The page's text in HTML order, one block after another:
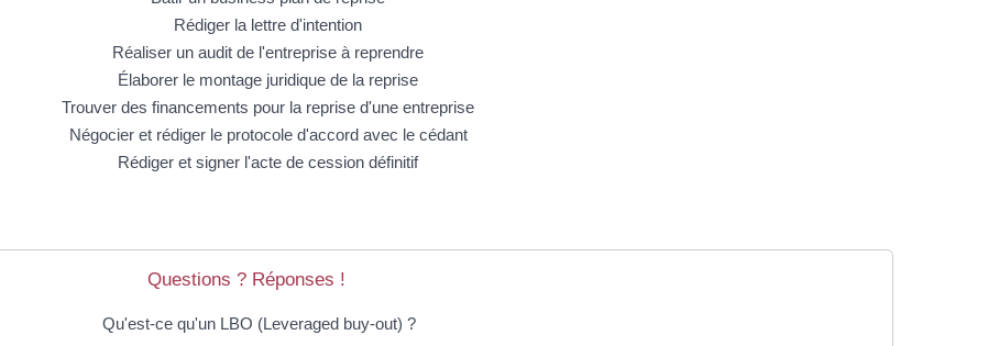
Rédiger la lettre d'intention
Réaliser un audit de l'entreprise à reprendre
Élaborer le montage juridique de la reprise
Trouver des financements pour la reprise d'une entreprise
Négocier et rédiger le protocole d'accord avec le cédant
Rédiger et signer l'acte de cession définitif
Questions ? Réponses !
Qu'est-ce qu'un LBO (Leveraged buy-out) ?